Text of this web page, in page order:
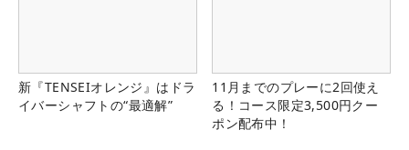
新『TENSEIオレンジ』はドラ
イバーシャフトの“最適解”
11月までのプレーに2回使え
る！コース限定3,500円クー
ポン配布中！